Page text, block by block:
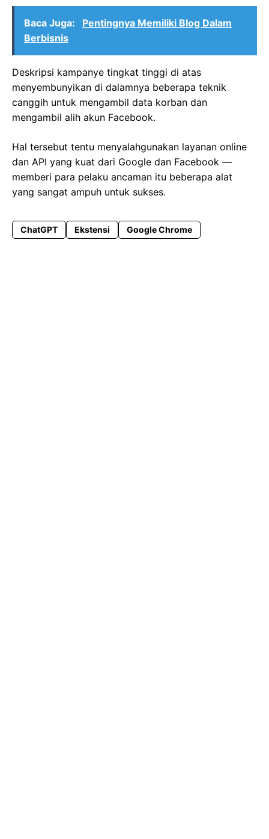
Baca Juga:
Pentingnya Memiliki Blog Dalam
Berbisnis
Deskripsi kampanye tingkat tinggi di atas
menyembunyikan di dalamnya beberapa teknik
canggih untuk mengambil data korban dan
mengambil alih akun Facebook.
Hal tersebut tentu menyalahgunakan layanan online
dan API yang kuat dari Google dan Facebook —
memberi para pelaku ancaman itu beberapa alat
yang sangat ampuh untuk sukses.
ChatGPT Ekstensi Google Chrome